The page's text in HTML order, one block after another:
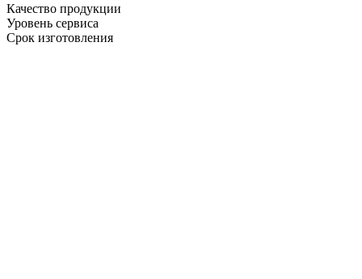
Качество продукции
Уровень сервиса
Срок изготовления